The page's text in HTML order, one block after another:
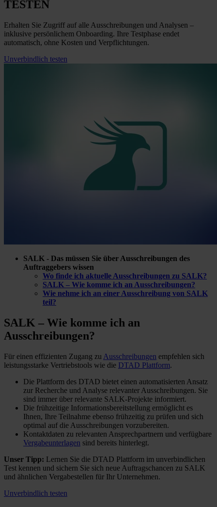
TESTEN
Erhalten Sie Zugriff auf alle Ausschreibungen und Analysen –
inklusive persönlichem Onboarding. Ihre Testphase endet
automatisch, ohne Kosten und Verpflichtungen.
Unverbindlich testen
SALK - Das müssen Sie über Ausschreibungen des
Auftraggebers wissen
Wo finde ich aktuelle Ausschreibungen zu SALK?
SALK – Wie komme ich an Ausschreibungen?
Wie nehme ich an einer Ausschreibung von SALK
teil?
SALK – Wie komme ich an
Ausschreibungen?
Für einen effizienten Zugang zu Ausschreibungen empfehlen sich
leistungsstarke Vertriebstools wie die DTAD Plattform.
Die Plattform des DTAD bietet einen automatisierten Ansatz
zur Recherche und Analyse relevanter Ausschreibungen. Sie
sind immer über relevante SALK-Projekte informiert.
Die frühzeitige Informationsbereitstellung ermöglicht es
Ihnen, Ihre Teilnahme ebenso frühzeitig zu prüfen und sich
optimal auf die Ausschreibungen vorzubereiten.
Kontaktdaten zu relevanten Ansprechpartnern und verfügbare
Vergabeunterlagen sind bereits hinterlegt.
Unser Tipp: Lernen Sie die DTAD Plattform im unverbindlichen
Test kennen und sichern Sie sich neue Auftragschancen zu SALK
und ähnlichen Vergabestellen für Ihr Unternehmen.
Unverbindlich testen